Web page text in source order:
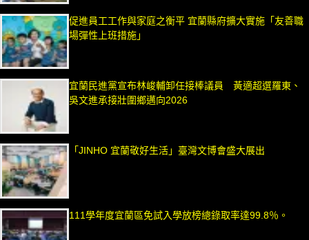
促進員工工作與家庭之衡平 宜蘭縣府擴大實施「友善職
場彈性上班措施」
宜蘭民進黨宣布林峻輔卸任接棒議員 黃適超選羅東、
吳文進承接壯圍鄉邁向2026
「JINHO 宜蘭敬好生活」臺灣文博會盛大展出
111學年度宜蘭區免試入學放榜總錄取率達99.8％。